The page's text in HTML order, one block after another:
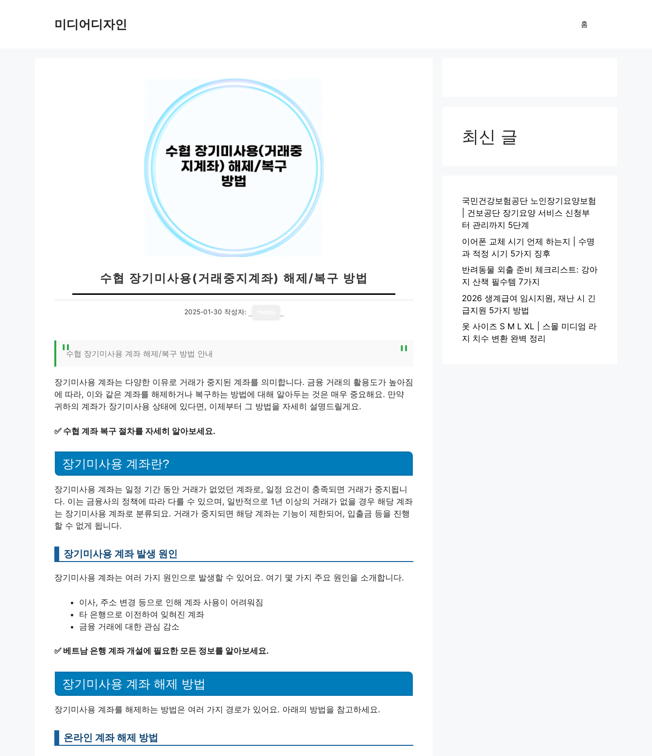
미디어디자인 홈
수협 장기미사용(거래중지계좌) 해제/복구 방법
2025-01-30 작성자:
수협 장기미사용 계좌 해제/복구 방법 안내
장기미사용 계좌는 다양한 이유로 거래가 중지된 계좌를 의미합니다. 금융 거래의 활용도가 높아짐
에 따라, 이와 같은 계좌를 해제하거나 복구하는 방법에 대해 알아두는 것은 매우 중요해요. 만약
귀하의 계좌가 장기미사용 상태에 있다면, 이제부터 그 방법을 자세히 설명드릴게요.
✅ 수협 계좌 복구 절차를 자세히 알아보세요.
장기미사용 계좌란?
장기미사용 계좌는 일정 기간 동안 거래가 없었던 계좌로, 일정 요건이 충족되면 거래가 중지됩니
다. 이는 금융사의 정책에 따라 다를 수 있으며, 일반적으로 1년 이상의 거래가 없을 경우 해당 계좌
는 장기미사용 계좌로 분류되요. 거래가 중지되면 해당 계좌는 기능이 제한되어, 입출금 등을 진행
할 수 없게 됩니다.
장기미사용 계좌 발생 원인
장기미사용 계좌는 여러 가지 원인으로 발생할 수 있어요. 여기 몇 가지 주요 원인을 소개합니다.
이사, 주소 변경 등으로 인해 계좌 사용이 어려워짐
타 은행으로 이전하여 잊혀진 계좌
금융 거래에 대한 관심 감소
✅ 베트남 은행 계좌 개설에 필요한 모든 정보를 알아보세요.
장기미사용 계좌 해제 방법
장기미사용 계좌를 해제하는 방법은 여러 가지 경로가 있어요. 아래의 방법을 참고하세요.
온라인 계좌 해제 방법
최신 글
국민건강보험공단 노인장기요양보험
| 건보공단 장기요양 서비스 신청부
터 관리까지 5단계
이어폰 교체 시기 언제 하는지 | 수명
과 적정 시기 5가지 징후
반려동물 외출 준비 체크리스트: 강아
지 산책 필수템 7가지
2026 생계급여 임시지원, 재난 시 긴
급지원 5가지 방법
옷 사이즈 S M L XL | 스몰 미디엄 라
지 치수 변환 완벽 정리